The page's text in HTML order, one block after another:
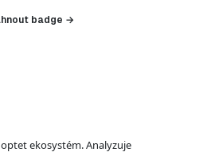
badge →
ekosystém. Analyzuje